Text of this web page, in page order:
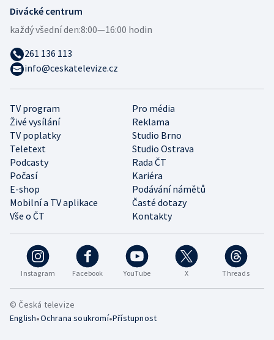
Instagram Facebook YouTube X Threads
TV program
Pro média
Živé vysílání
Reklama
TV poplatky
Studio Brno
Teletext
Studio Ostrava
Podcasty
Rada ČT
Počasí
Kariéra
E-shop
Podávání námětů
Mobilní a TV aplikace
Časté dotazy
Vše o ČT
Kontakty
Divácké centrum
každý všední den:8:00—16:00 hodin
261 136 113
info@ceskatelevize.cz
© Česká televize
English•Ochrana soukromí•Přístupnost